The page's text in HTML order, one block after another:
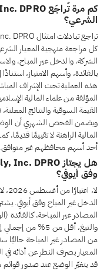
الشرعي؟
الشركة، والدخل غير المباح،
بالفائدة، وأسهم الامتياز،
هذه العملية تحت الإشراف
المؤلفة من علماء المالية
القيمة السوقية والنتائج
المالية الراهنة لا تقييمًا
أحد أسهم محافظهم غير متوافق.
وفق أيوفي؟
المصادر غير المباحة، كالفائدة
المعيار بصرف النظر عن أدائه في
قد يتغيّر الوضع عند صدور قوائم